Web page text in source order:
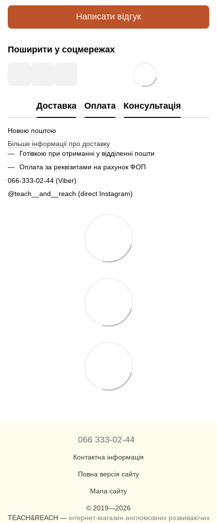
Написати відгук
Поширити у соцмережах
Доставка Оплата Консультація
Новою поштою
Більше інформації про доставку
Готівкою при отриманні у відділенні пошти
Оплата за реквізитами на рахунок ФОП
066-333-02-44 (Viber)
@teach__and__reach (direct Instagram)
066 333-02-44
Контактна інформація
Повна версія сайту
Мапа сайту
© 2019—2026
TEACH&REACH — інтернет-магазин англомовних розвиваючих